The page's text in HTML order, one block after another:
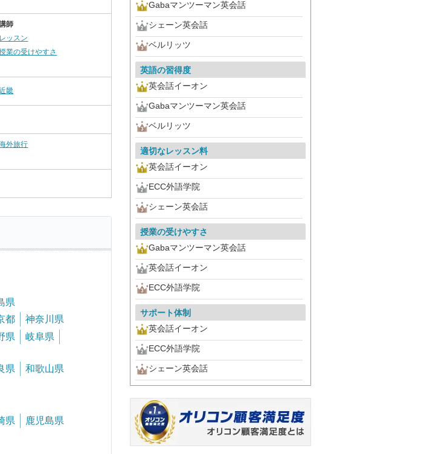
師
レッスン
業の受けやすさ
畿
外旅行
県
都
神奈川県
県
岐阜県
県
和歌山県
県
鹿児島県
Gabaマンツーマン英会話
シェーン英会話
ベルリッツ
英語の習得度
英会話イーオン
Gabaマンツーマン英会話
ベルリッツ
適切なレッスン料
英会話イーオン
ECC外語学院
シェーン英会話
授業の受けやすさ
Gabaマンツーマン英会話
英会話イーオン
ECC外語学院
サポート体制
英会話イーオン
ECC外語学院
シェーン英会話